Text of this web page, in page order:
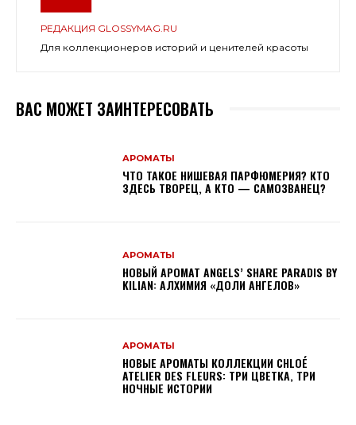
РЕДАКЦИЯ GLOSSYMAG.RU
Для коллекционеров историй и ценителей красоты
ВАС МОЖЕТ ЗАИНТЕРЕСОВАТЬ
АРОМАТЫ
ЧТО ТАКОЕ НИШЕВАЯ ПАРФЮМЕРИЯ? КТО
ЗДЕСЬ ТВОРЕЦ, А КТО — САМОЗВАНЕЦ?
АРОМАТЫ
НОВЫЙ АРОМАТ ANGELS’ SHARE PARADIS BY
KILIAN: АЛХИМИЯ «ДОЛИ АНГЕЛОВ»
АРОМАТЫ
НОВЫЕ АРОМАТЫ КОЛЛЕКЦИИ CHLOÉ
ATELIER DES FLEURS: ТРИ ЦВЕТКА, ТРИ
НОЧНЫЕ ИСТОРИИ